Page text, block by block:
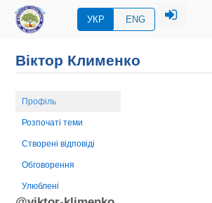
УКР ENG
Віктор Клименко
Профіль
Розпочаті теми
Створені відповіді
Обговорення
Улюблені